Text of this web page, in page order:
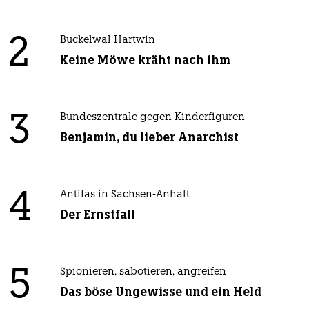
2 Buckelwal Hartwin
Keine Möwe kräht nach ihm
3 Bundeszentrale gegen Kinderfiguren
Benjamin, du lieber Anarchist
4 Antifas in Sachsen-Anhalt
Der Ernstfall
5 Spionieren, sabotieren, angreifen
Das böse Ungewisse und ein Held